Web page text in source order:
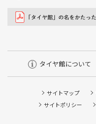
タイヤ館について
サイトマップ
サイトポリシー